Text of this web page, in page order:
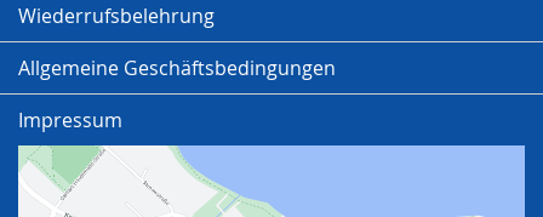
Wiederrufsbelehrung
Allgemeine Geschäftsbedingungen
Impressum